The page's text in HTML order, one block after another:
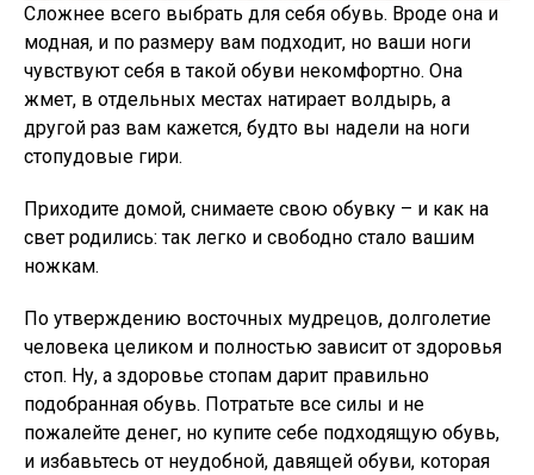
Сложнее всего выбрать для себя обувь. Вроде она и
модная, и по размеру вам подходит, но ваши ноги
чувствуют себя в такой обуви некомфортно. Она
жмет, в отдельных местах натирает волдырь, а
другой раз вам кажется, будто вы надели на ноги
стопудовые гири.
Приходите домой, снимаете свою обувку – и как на
свет родились: так легко и свободно стало вашим
ножкам.
По утверждению восточных мудрецов, долголетие
человека целиком и полностью зависит от здоровья
стоп. Ну, а здоровье стопам дарит правильно
подобранная обувь. Потратьте все силы и не
пожалейте денег, но купите себе подходящую обувь,
и избавьтесь от неудобной, давящей обуви, которая